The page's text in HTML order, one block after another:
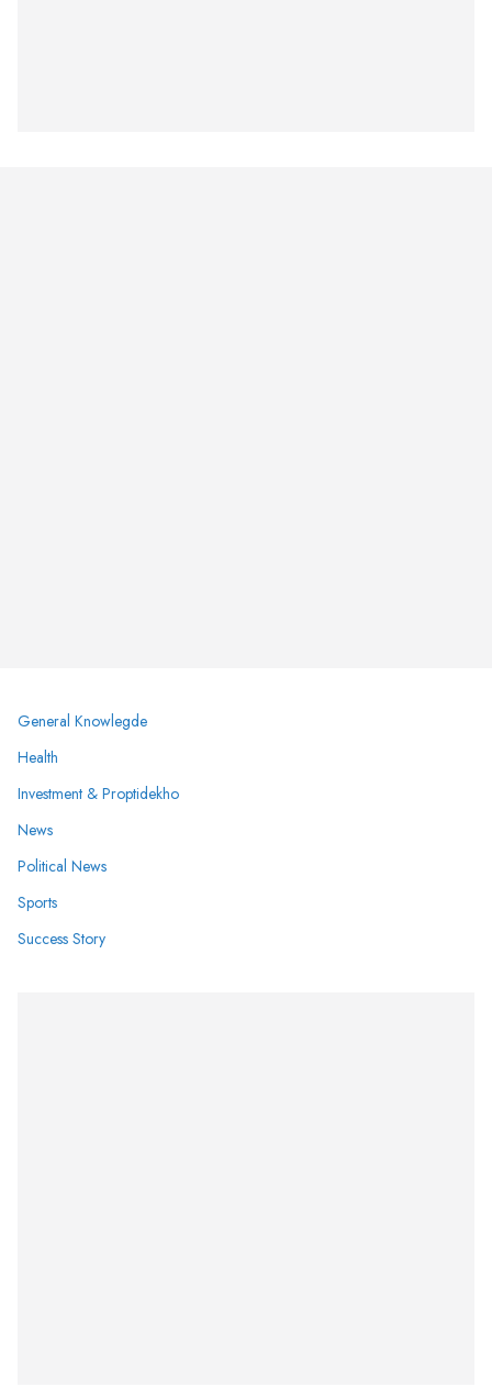
General Knowlegde
Health
Investment & Proptidekho
News
Political News
Sports
Success Story